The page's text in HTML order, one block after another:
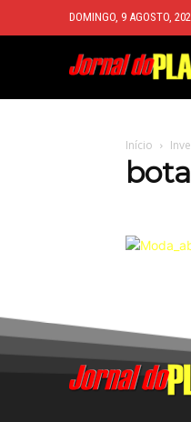
DOMINGO, 9 AGOSTO,
Início